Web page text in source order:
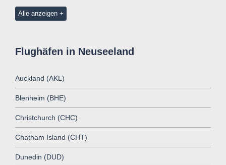
Alle anzeigen
Flughäfen in Neuseeland
Auckland (AKL)
Blenheim (BHE)
Christchurch (CHC)
Chatham Island (CHT)
Dunedin (DUD)